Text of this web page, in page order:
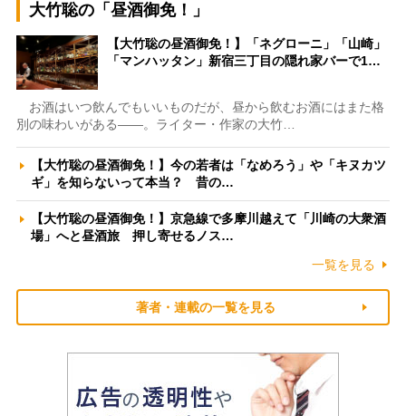
大竹聡の「昼酒御免！」
【大竹聡の昼酒御免！】「ネグローニ」「山崎」
「マンハッタン」新宿三丁目の隠れ家バーで1…
お酒はいつ飲んでもいいものだが、昼から飲むお酒にはまた格
別の味わいがある――。ライター・作家の大竹…
【大竹聡の昼酒御免！】今の若者は「なめろう」や「キヌカツ
ギ」を知らないって本当？ 昔の…
【大竹聡の昼酒御免！】京急線で多摩川越えて「川崎の大衆酒
場」へと昼酒旅 押し寄せるノス…
一覧を見る
著者・連載の一覧を見る